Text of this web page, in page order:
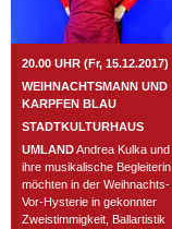
20.00 UHR (Fr, 15.12.2017)
WEIHNACHTSMANN UND
KARPFEN BLAU
STADTKULTURHAUS
UMLANDAndrea Kulka und
ihre musikalische Begleiterin
möchten in der Weihnachts-
Vor-Hysterie in gekonnter
Zweistimmigkeit, Ballartistik